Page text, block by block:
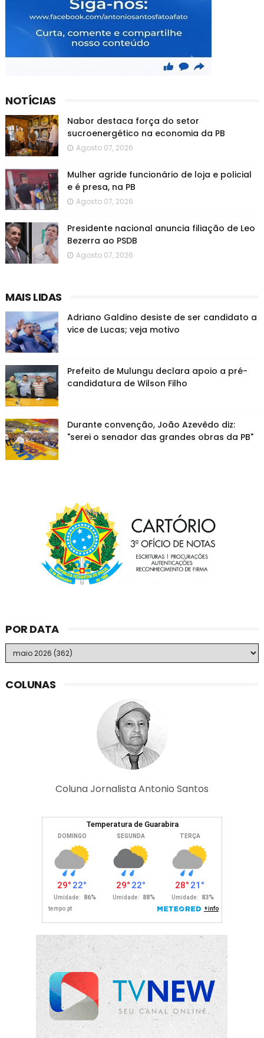
NOTÍCIAS
Nabor destaca força do setor
sucroenergético na economia da PB
Agosto 07, 2026
Mulher agride funcionário de loja e policial
e é presa, na PB
Agosto 07, 2026
Presidente nacional anuncia filiação de Leo
Bezerra ao PSDB
Agosto 07, 2026
MAIS LIDAS
Adriano Galdino desiste de ser candidato a
vice de Lucas; veja motivo
Prefeito de Mulungu declara apoio a pré-
candidatura de Wilson Filho
Durante convenção, João Azevêdo diz:
"serei o senador das grandes obras da PB"
POR DATA
COLUNAS
Coluna Jornalista Antonio Santos